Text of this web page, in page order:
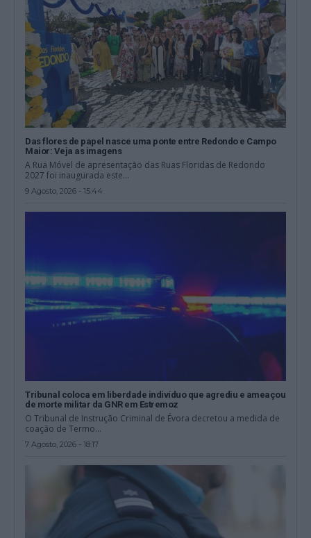
Das flores de papel nasce uma ponte entre Redondo e Campo
Maior: Veja as imagens
A Rua Móvel de apresentação das Ruas Floridas de Redondo
2027 foi inaugurada este...
9 Agosto, 2026 - 15:44
Tribunal coloca em liberdade indivíduo que agrediu e ameaçou
de morte militar da GNR em Estremoz
O Tribunal de Instrução Criminal de Évora decretou a medida de
coação de Termo...
7 Agosto, 2026 - 18:17